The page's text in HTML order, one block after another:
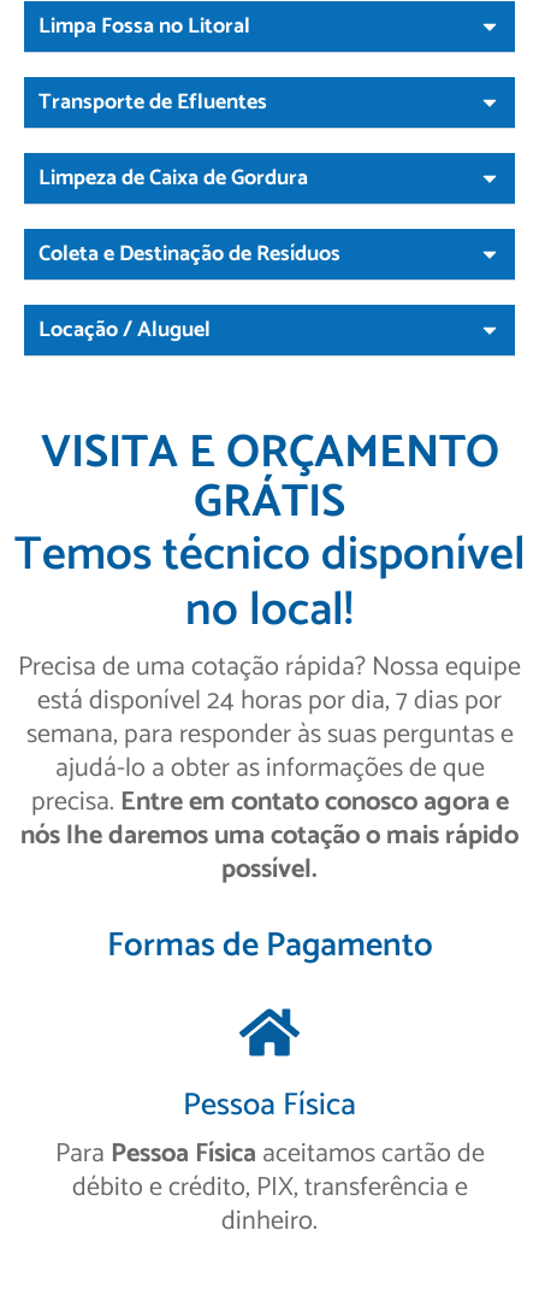
Limpa Fossa no Litoral
Transporte de Efluentes
Limpeza de Caixa de Gordura
Coleta e Destinação de Resíduos
Locação / Aluguel
VISITA E ORÇAMENTO
GRÁTIS
Temos técnico disponível
no local!
Precisa de uma cotação rápida? Nossa equipe
está disponível 24 horas por dia, 7 dias por
semana, para responder às suas perguntas e
ajudá-lo a obter as informações de que
precisa. Entre em contato conosco agora e
nós lhe daremos uma cotação o mais rápido
possível.
Formas de Pagamento
Pessoa Física
Para Pessoa Físicaaceitamos cartão de
débito e crédito, PIX, transferência e
dinheiro.